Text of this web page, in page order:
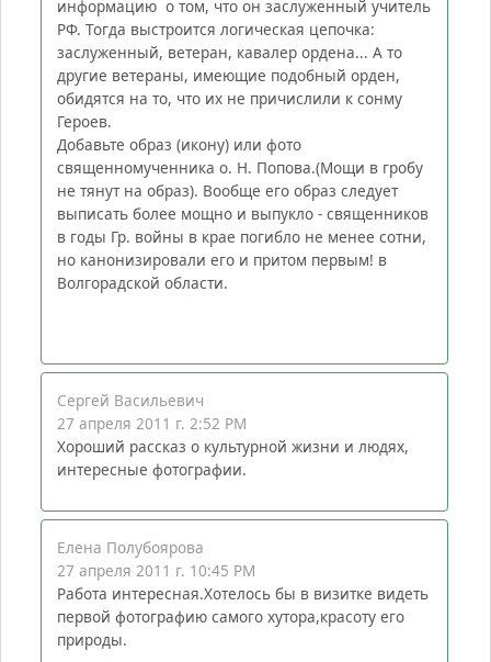
информацию о том, что он заслуженный учитель
РФ. Тогда выстроится логическая цепочка:
заслуженный, ветеран, кавалер ордена... А то
другие ветераны, имеющие подобный орден,
обидятся на то, что их не причислили к сонму
Героев.
Добавьте образ (икону) или фото
священномученника о. Н. Попова.(Мощи в гробу
не тянут на образ). Вообще его образ следует
выписать более мощно и выпукло - священников
в годы Гр. войны в крае погибло не менее сотни,
но канонизировали его и притом первым! в
Волгорадской области.
Сергей Васильевич
27 апреля 2011 г. 2:52 PM
Хороший рассказ о культурной жизни и людях,
интересные фотографии.
Елена Полубоярова
27 апреля 2011 г. 10:45 PM
Работа интересная.Хотелось бы в визитке видеть
первой фотографию самого хутора,красоту его
природы.